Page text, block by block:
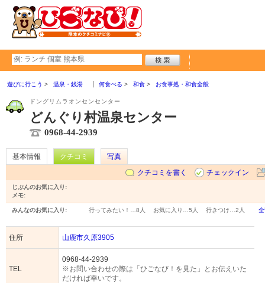
遊びに行こう 温泉・銭湯 何食べる 和食 お食事処・和食全般
ドングリムラオンセンセンター
どんぐり村温泉センター
0968-44-2939
基本情報 クチコミ
写真
クチコミを書く
チェックイン
じぶんのお気に入り:
メモ:
みんなのお気に入り: 行ってみたい！… 8人 お気に入り… 5人 行きつけ… 2人
住所 山鹿市久原3905
TEL
0968-44-2939
※お問い合わせの際は「ひごなび！を見た」とお伝えいた
だければ幸いです。